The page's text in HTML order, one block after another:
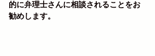
的に弁理士さんに相談されることをお
勧めします。